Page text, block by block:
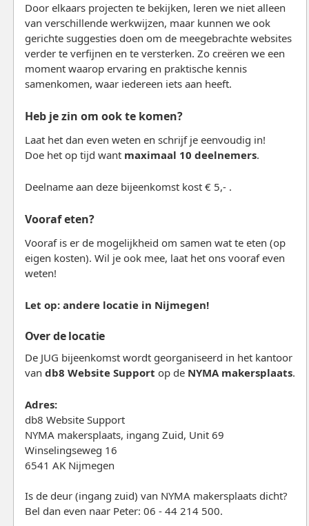
Door elkaars projecten te bekijken, leren we niet alleen
van verschillende werkwijzen, maar kunnen we ook
gerichte suggesties doen om de meegebrachte websites
verder te verfijnen en te versterken. Zo creëren we een
moment waarop ervaring en praktische kennis
samenkomen, waar iedereen iets aan heeft.
Heb je zin om ook te komen?
Laat het dan even weten en schrijf je eenvoudig in!
Doe het op tijd want maximaal 10 deelnemers.
Deelname aan deze bijeenkomst kost € 5,- .
Vooraf eten?
Vooraf is er de mogelijkheid om samen wat te eten (op
eigen kosten). Wil je ook mee, laat het ons vooraf even
weten!
Let op: andere locatie in Nijmegen!
Over de locatie
De JUG bijeenkomst wordt georganiseerd in het kantoor
van db8 Website Support op de NYMA makersplaats.
Adres:
db8 Website Support
NYMA makersplaats, ingang Zuid, Unit 69
Winselingseweg 16
6541 AK Nijmegen
Is de deur (ingang zuid) van NYMA makersplaats dicht?
Bel dan even naar Peter: 06 - 44 214 500.